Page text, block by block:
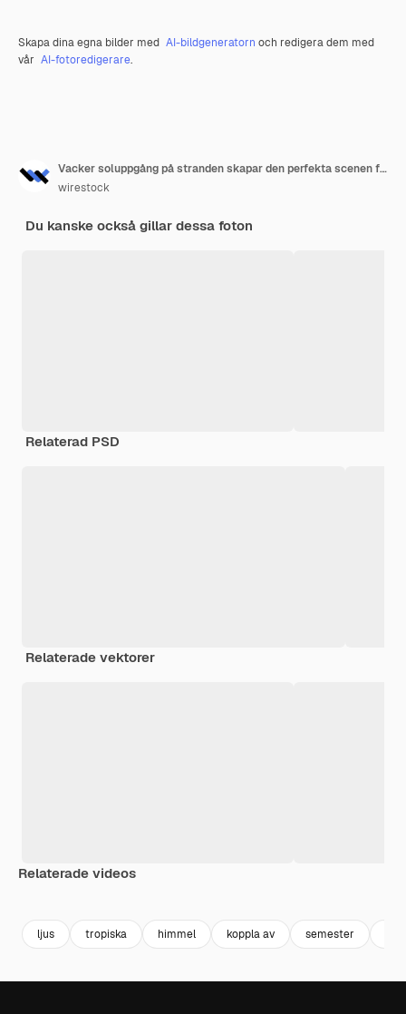
Skapa dina egna bilder med AI-bildgeneratorn och redigera dem med
vår AI-fotoredigerare.
Vacker soluppgång på stranden skapar den perfekta scenen för morgonpromenader vid stranden
wirestock
Du kanske också gillar dessa foton
Relaterad PSD
Relaterade vektorer
Relaterade videos
ljus tropiska himmel koppla av semester